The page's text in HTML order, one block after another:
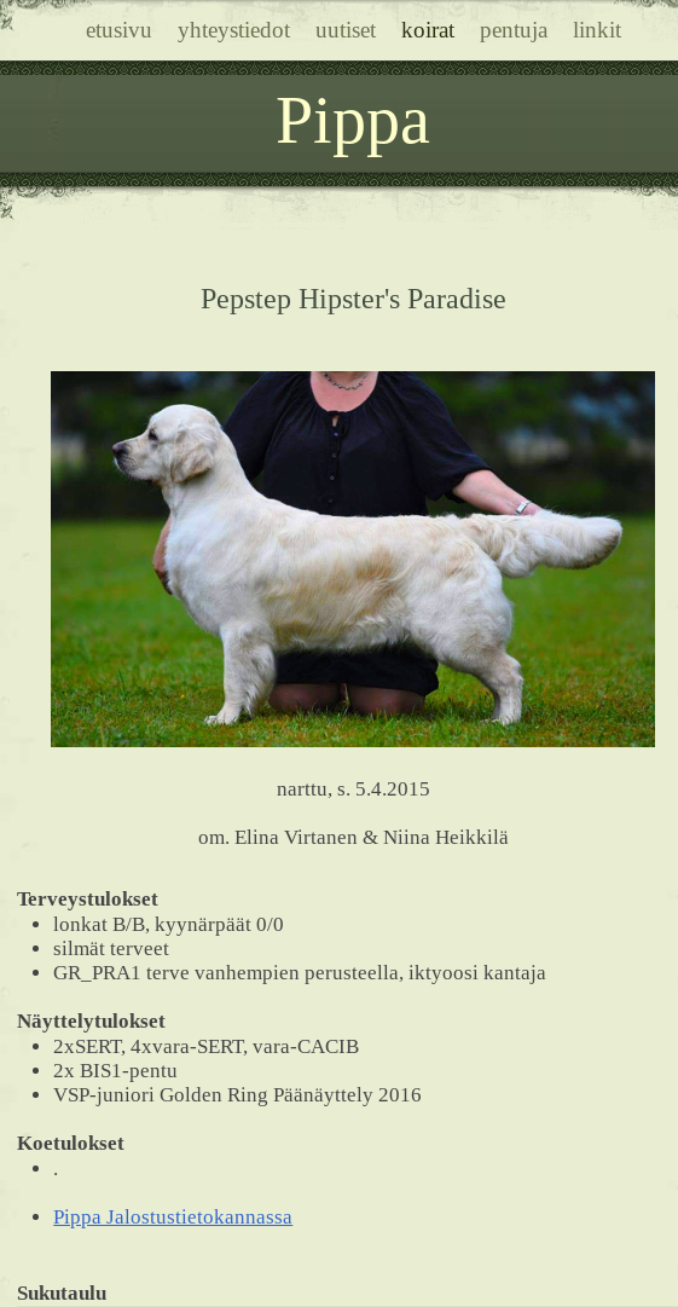
etusivu yhteystiedot uutiset koirat pentuja linkit
Pippa
Pepstep Hipster's Paradise
narttu, s. 5.4.2015
om. Elina Virtanen & Niina Heikkilä
Terveystulokset
lonkat B/B, kyynärpäät 0/0
silmät terveet
GR_PRA1 terve vanhempien perusteella, iktyoosi kantaja
Näyttelytulokset
2xSERT, 4xvara-SERT, vara-CACIB
2x BIS1-pentu
VSP-juniori Golden Ring Päänäyttely 2016
Koetulokset
.
Pippa Jalostustietokannassa
Sukutaulu